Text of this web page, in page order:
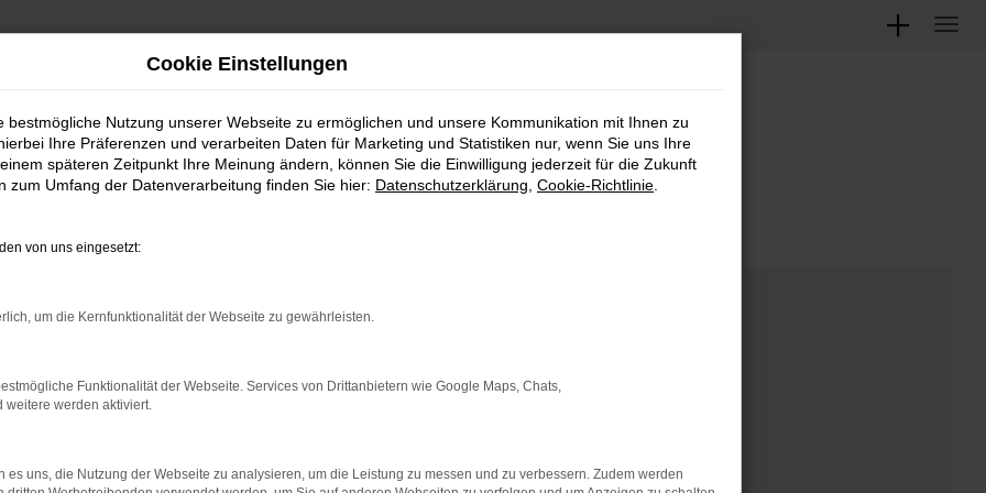
Cookie Einstellungen
bestmögliche Nutzung unserer Webseite zu ermöglichen und unsere Kommunikation mit Ihnen zu
Ihre Präferenzen und verarbeiten Daten für Marketing und Statistiken nur, wenn Sie uns Ihre
späteren Zeitpunkt Ihre Meinung ändern, können Sie die Einwilligung jederzeit für die Zukunft
zum Umfang der Datenverarbeitung finden Sie hier: Datenschutzerklärung Cookie-Richtlinie
von uns eingesetzt:
um die Kernfunktionalität der Webseite zu gewährleisten.
Funktionalität der Webseite. Services von Drittanbietern wie Google Maps, Chats,
weitere werden aktiviert.
es uns, die Nutzung der Webseite zu analysieren, um die Leistung zu messen und zu verbessern. Zudem werden